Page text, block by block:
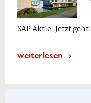
SAP Aktie: Jetzt
weiterlesen